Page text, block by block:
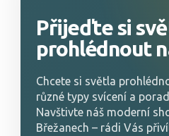
Přijeďte si
prohlédnout
Chcete si světla
různé typy svícení a
Navštivte náš moderní
Břežanech – rádi Vás